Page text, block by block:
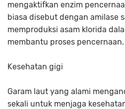
mengaktifkan enzim
biasa disebut dengan amilase
memproduksi asam klorida
membantu proses pencernaan.
Kesehatan gigi
Garam laut yang alami
sekali untuk menjaga